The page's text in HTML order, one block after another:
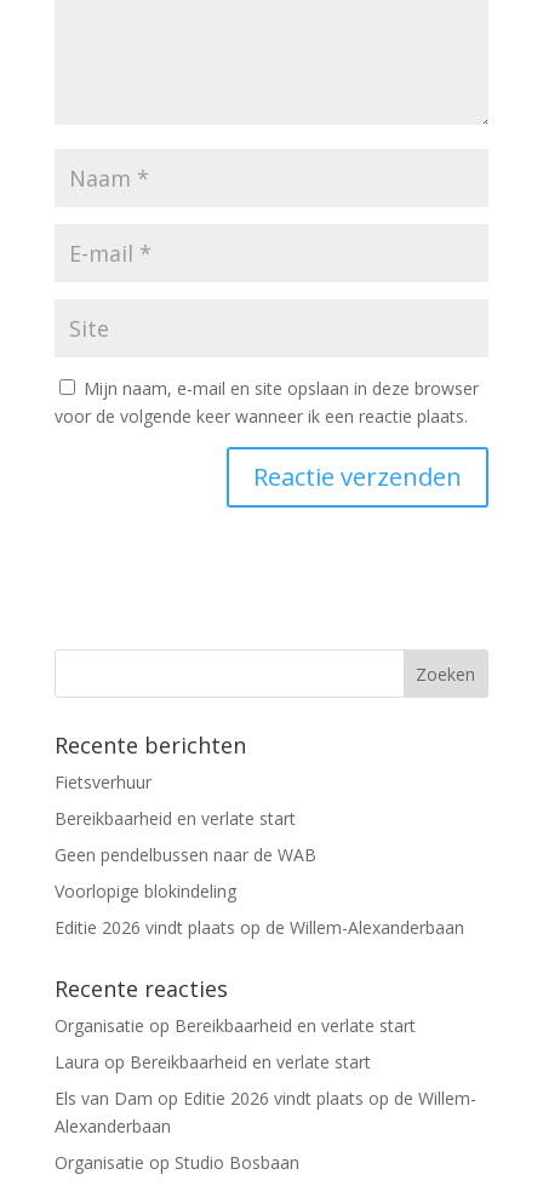
Mijn naam, e-mail en site opslaan in deze browser
voor de volgende keer wanneer ik een reactie plaats.
Recente berichten
Fietsverhuur
Bereikbaarheid en verlate start
Geen pendelbussen naar de WAB
Voorlopige blokindeling
Editie 2026 vindt plaats op de Willem-Alexanderbaan
Recente reacties
Organisatie op Bereikbaarheid en verlate start
Laura op Bereikbaarheid en verlate start
Els van Dam op Editie 2026 vindt plaats op de Willem-
Alexanderbaan
Organisatie op Studio Bosbaan